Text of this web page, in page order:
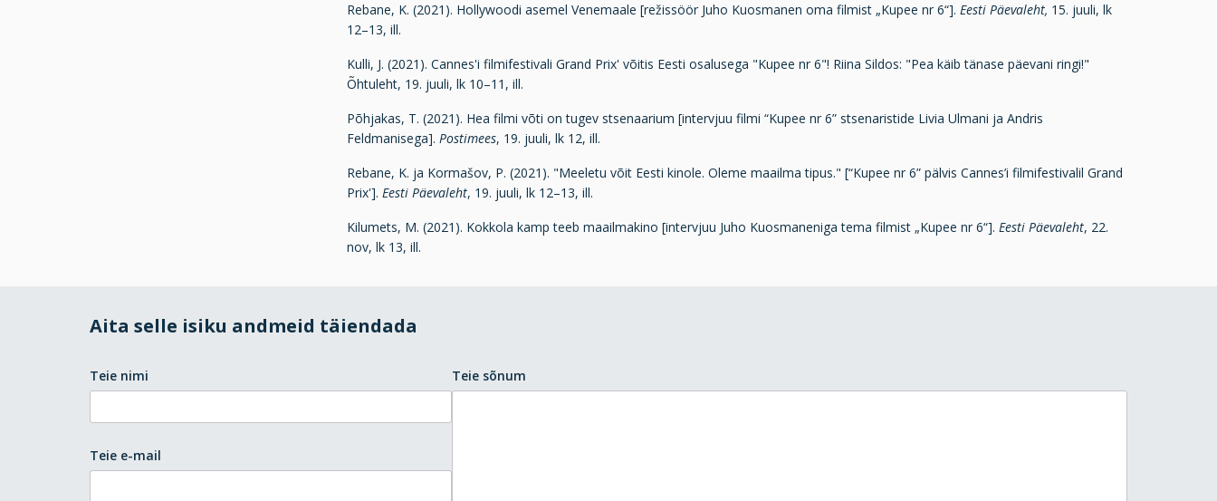
Rebane, K. (2021). Hollywoodi asemel Venemaale [režissöör Juho Kuosmanen oma filmist „Kupee nr 6“]. Eesti Päevaleht, 15. juuli, lk
12–13, ill.
Kulli, J. (2021). Cannes'i filmifestivali Grand Prix' võitis Eesti osalusega "Kupee nr 6"! Riina Sildos: "Pea käib tänase päevani ringi!"
Õhtuleht, 19. juuli, lk 10–11, ill.
Põhjakas, T. (2021). Hea filmi võti on tugev stsenaarium [intervjuu filmi “Kupee nr 6” stsenaristide Livia Ulmani ja Andris
Feldmanisega]. Postimees, 19. juuli, lk 12, ill.
Rebane, K. ja Kormašov, P. (2021). "Meeletu võit Eesti kinole. Oleme maailma tipus." [“Kupee nr 6” pälvis Cannes’i filmifestivalil Grand
Prix']. Eesti Päevaleht, 19. juuli, lk 12–13, ill.
Kilumets, M. (2021). Kokkola kamp teeb maailmakino [intervjuu Juho Kuosmaneniga tema filmist „Kupee nr 6“]. Eesti Päevaleht, 22.
nov, lk 13, ill.
Aita selle isiku andmeid täiendada
Teie nimi
Teie e-mail
Teie sõnum